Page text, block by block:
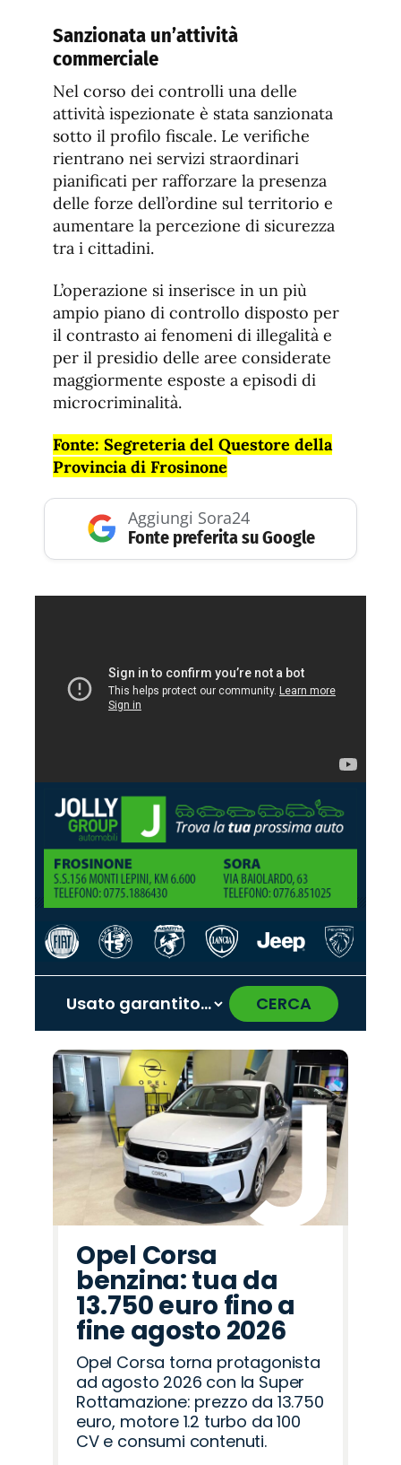
Sanzionata un’attività
commerciale
Nel corso dei controlli una delle
attività ispezionate è stata sanzionata
sotto il profilo fiscale. Le verifiche
rientrano nei servizi straordinari
pianificati per rafforzare la presenza
delle forze dell’ordine sul territorio e
aumentare la percezione di sicurezza
tra i cittadini.
L’operazione si inserisce in un più
ampio piano di controllo disposto per
il contrasto ai fenomeni di illegalità e
per il presidio delle aree considerate
maggiormente esposte a episodi di
microcriminalità.
Fonte: Segreteria del Questore della
Provincia di Frosinone
Aggiungi Sora24
Fonte preferita su Google
CERCA
Promo
Mazda
Promo
Fiat
Promo
Abarth
Promo
Seat
Promo
Cupra
Promo
Jeep
Promo
Jaecoo
Promo
Omoda
Promo
Citroën
Promo
Opel
Promo
Lancia
Promo
Hyundai
Promo
Peugeot
Promo
Land
Rover
Promo
Alfa
Romeo
‹ ›
Opel Corsa
benzina: tua da
13.750 euro fino a
fine agosto 2026
Opel Corsa torna protagonista
ad agosto 2026 con la Super
Rottamazione: prezzo da 13.750
euro, motore 1.2 turbo da 100
CV e consumi contenuti.